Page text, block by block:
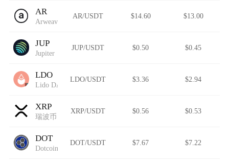
AR
Arweave
AR/USDT $14.60 $13.00
JUP
Jupiter
JUP/USDT $0.50 $0.45
LDO
Lido DAO (Wormhole)
LDO/USDT $3.36 $2.94
XRP
瑞波币
XRP/USDT $0.56 $0.53
DOT
Dotcoin
DOT/USDT $7.67 $7.22